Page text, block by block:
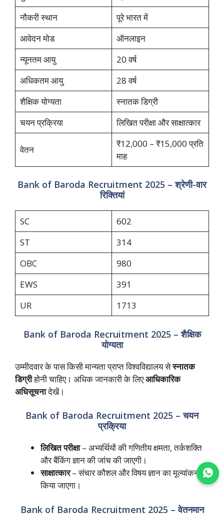
Join WhatsApp
नौकरी स्थान
पूरे भारत में
आवेदन मोड
ऑनलाइन
न्यूनतम आयु
20 वर्ष
अधिकतम आयु
28 वर्ष
शैक्षिक योग्यता
स्नातक डिग्री
चयन प्रक्रिया
लिखित परीक्षा और साक्षात्कार
वेतन
₹12,000 – ₹15,000 प्रति
माह
Bank of Baroda Recruitment 2025 – श्रेणी-वार
रिक्तियां
SC
602
ST
314
OBC
980
EWS
391
UR
1713
Bank of Baroda Recruitment 2025 – शैक्षिक
योग्यता
उम्मीदवार के पास किसी मान्यता प्राप्त विश्वविद्यालय सेस्नातक
डिग्रीहोनी चाहिए। अधिक जानकारी के लिएआधिकारिक
अधिसूचनादेखें।
Bank of Baroda Recruitment 2025 – चयन
प्रक्रिया
लिखित परीक्षा– अभ्यर्थियों की गणितीय क्षमता, तर्कशक्ति
और बैंकिंग ज्ञान की जांच की जाएगी।
साक्षात्कार– संचार कौशल और विषय ज्ञान का मूल्यांकन
किया जाएगा।
Bank of Baroda Recruitment 2025 – वेतनमान